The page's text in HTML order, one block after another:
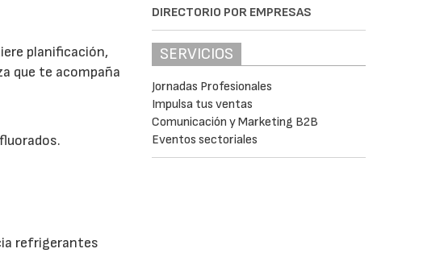
planificación,
que te acompaña
refrigerantes
DIRECTORIO POR EMPRESAS
SERVICIOS
Jornadas Profesionales
Impulsa tus ventas
Comunicación y Marketing B2B
Eventos sectoriales